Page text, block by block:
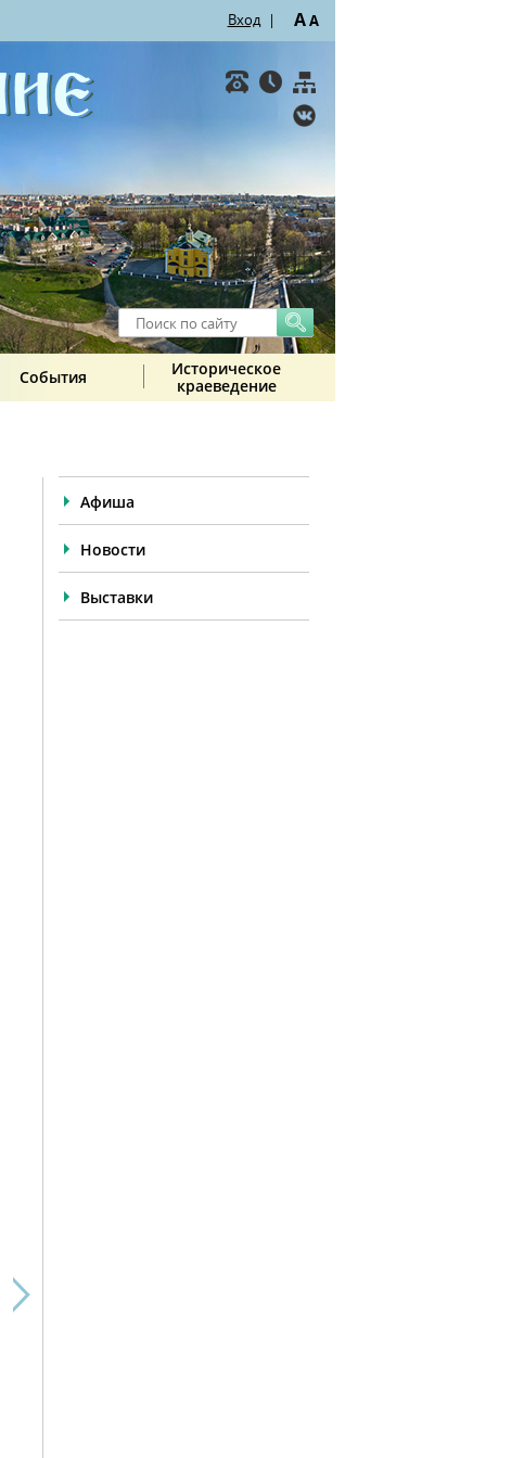
Вход | AA
События
Историческое
краеведение
Афиша
Новости
Выставки